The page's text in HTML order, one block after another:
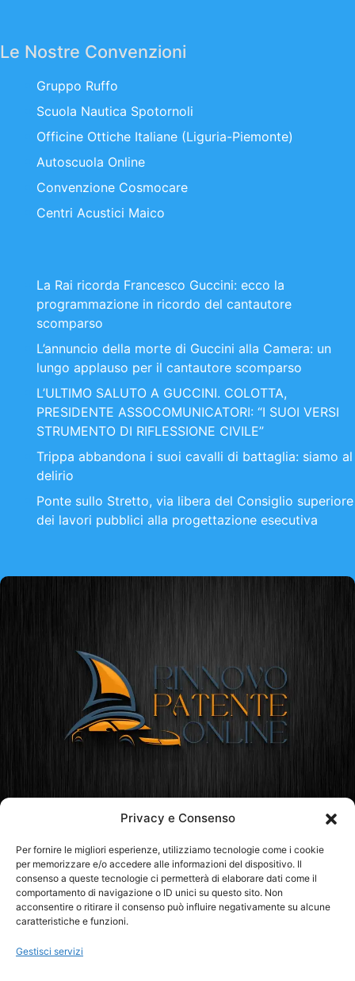
Privacy e Consenso
Per fornire le migliori esperienze, utilizziamo tecnologie come i cookie
per memorizzare e/o accedere alle informazioni del dispositivo. Il
consenso a queste tecnologie ci permetterà di elaborare dati come il
comportamento di navigazione o ID unici su questo sito. Non
acconsentire o ritirare il consenso può influire negativamente su alcune
caratteristiche e funzioni.
Gestisci servizi
Le Nostre Convenzioni
Gruppo Ruffo
Scuola Nautica Spotornoli
Officine Ottiche Italiane (Liguria-Piemonte)
Autoscuola Online
Convenzione Cosmocare
Centri Acustici Maico
La Rai ricorda Francesco Guccini: ecco la
programmazione in ricordo del cantautore
scomparso
L’annuncio della morte di Guccini alla Camera: un
lungo applauso per il cantautore scomparso
L’ULTIMO SALUTO A GUCCINI. COLOTTA,
PRESIDENTE ASSOCOMUNICATORI: “I SUOI VERSI
STRUMENTO DI RIFLESSIONE CIVILE”
Trippa abbandona i suoi cavalli di battaglia: siamo al
delirio
Ponte sullo Stretto, via libera del Consiglio superiore
dei lavori pubblici alla progettazione esecutiva
Rinnovo Patente Online
ABRUZZO